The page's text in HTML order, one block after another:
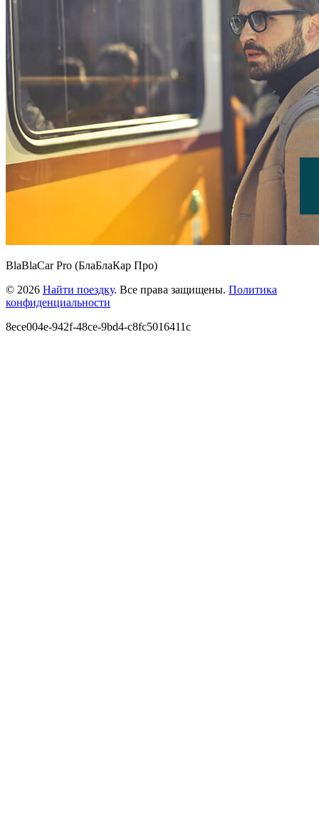
BlaBlaCar Pro (БлаБлаКар Про)
© 2026 Найти поездку. Все права защищены. Политика
конфиденциальности
8ece004e-942f-48ce-9bd4-c8fc5016411c